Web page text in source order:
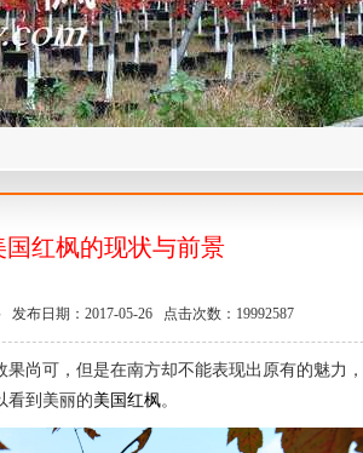
国红枫的现状与前景
发布日期：2017-05-26 点击次数：19992587
果尚可，但是在南方却不能表现出原有的魅力
看到美丽的美国红枫。